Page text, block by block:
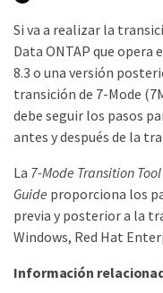
Si va a realizar la
Data ONTAP que opera
8.3 o una versión
transición de 7-Mode
debe seguir los pasos
antes y después de la
La 7-Mode Transition
Guide proporciona los
previa y posterior a la
Windows, Red Hat
Información